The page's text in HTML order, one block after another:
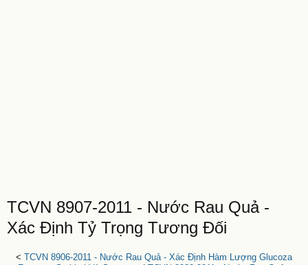
TCVN 8907-2011 - Nước Rau Quả -
Xác Định Tỷ Trọng Tương Đối
< TCVN 8906-2011 - Nước Rau Quả - Xác Định Hàm Lượng Glucoza